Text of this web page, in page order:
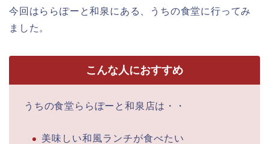
今回はららぽーと和泉にある、うちの食堂に行ってみ
ました。
こんな人におすすめ
うちの食堂ららぽーと和泉店は・・
美味しい和風ランチが食べたい